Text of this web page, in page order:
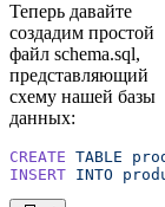
Теперь давайте
создадим простой
файл schema.sql,
представляющий
схему нашей базы
данных:
CREATE TABLE
INSERT INTO